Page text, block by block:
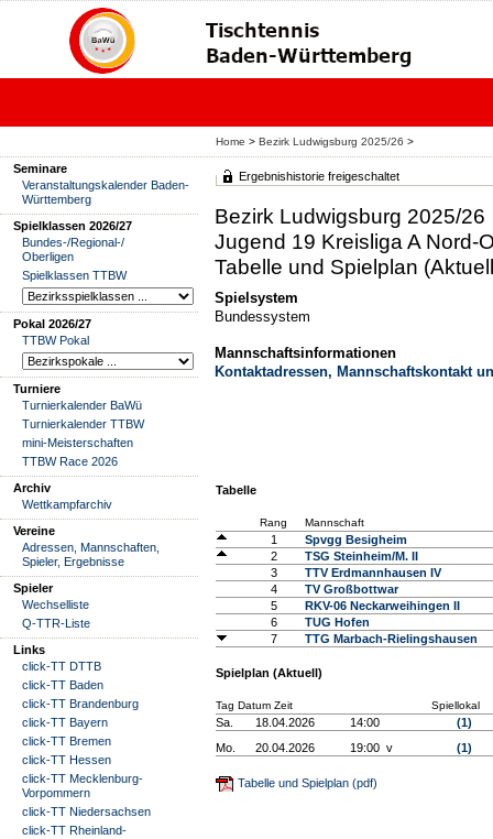
Home > Bezirk Ludwigsburg 2025/26 >
Seminare
Veranstaltungskalender Baden-
Württemberg
Spielklassen 2026/27
Bundes-/Regional-/
Oberligen
Spielklassen TTBW
Pokal 2026/27
TTBW Pokal
Turniere
Turnierkalender BaWü
Turnierkalender TTBW
mini-Meisterschaften
TTBW Race 2026
Archiv
Wettkampfarchiv
Vereine
Adressen, Mannschaften,
Spieler, Ergebnisse
Spieler
Wechselliste
Q-TTR-Liste
Links
click-TT DTTB
click-TT Baden
click-TT Brandenburg
click-TT Bayern
click-TT Bremen
click-TT Hessen
click-TT Mecklenburg-
Vorpommern
click-TT Niedersachsen
click-TT Rheinland-
Ergebnishistorie freigeschaltet
Bezirk Ludwigsburg 2025/26
Jugend 19 Kreisliga A Nord-
Tabelle und Spielplan
Spielsystem
Bundessystem
Mannschaftsinformationen
Kontaktadressen, Mannschaftskontakt
Tabelle
Rang Mannschaft
1
Spvgg Besigheim
2
TSG Steinheim/M. II
3
TTV Erdmannhausen IV
4
TV Großbottwar
5
RKV-06 Neckarweihingen II
6
TUG Hofen
7
TTG Marbach-Rielingshausen
Spielplan (Aktuell)
Tag Datum Zeit Spiellokal
Sa. 18.04.2026 14:00
(1)
Mo.
20.04.2026 19:00 v (1)
Tabelle und Spielplan (pdf)